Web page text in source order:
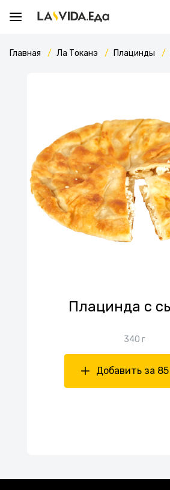
Главная Ла Токанэ Плацинды
Плацинда с
340 г
Добавить за